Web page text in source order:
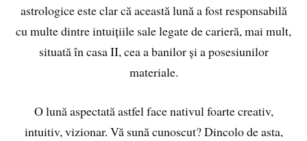
astrologice este clar că această lună a fost responsabilă
cu multe dintre intuițiile sale legate de carieră, mai mult,
situată în casa II, cea a banilor și a posesiunilor
materiale.
O lună aspectată astfel face nativul foarte creativ,
intuitiv, vizionar. Vă sună cunoscut? Dincolo de asta,